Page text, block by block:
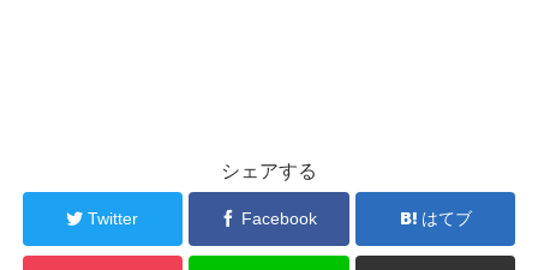
シェアする
Twitter Facebook はてブ